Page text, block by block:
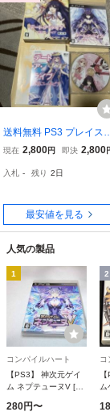
送料無料 PS3 プレイス
ーション3 デート・ア・
定版 PlayStation3 プレス
フト
現在 2,800円 即決 2,800
入札 - 残り 2日
最安値を見る
人気の製品
1
コンパイルハート
【PS3】 神次元ゲイ
ム ネプテューヌV [通
280円〜
2
コ
ム